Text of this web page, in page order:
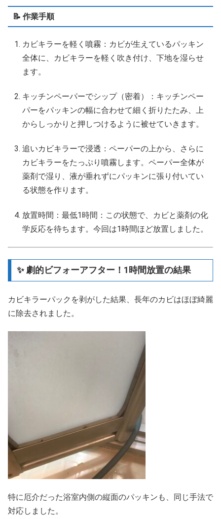
📝 作業手順
カビキラーを軽く噴霧：カビが生えているパッキン
全体に、カビキラーを軽く吹き付け、下地を湿らせ
ます。
キッチンペーパーでシップ（密着）：キッチンペー
パーをパッキンの幅に合わせて細く折りたたみ、上
からしっかりと押しつけるように被せていきます。
追いカビキラーで浸透：ペーパーの上から、さらに
カビキラーをたっぷり噴霧します。ペーパー全体が
薬剤で湿り、液が垂れずにパッキンに張り付いてい
る状態を作ります。
放置時間：最低1時間：この状態で、カビと薬剤の化
学反応を待ちます。今回は1時間ほど放置しました。
✨ 劇的ビフォーアフター！1時間放置の結果
カビキラーパックを剥がした結果、長年のカビはほぼ綺麗
に除去されました。
特に厄介だった浴室内側の縦面のパッキンも、同じ手法で
対応しました。